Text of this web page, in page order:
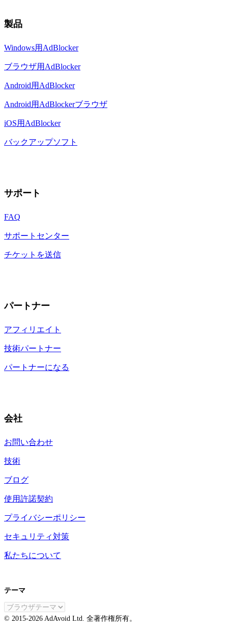
製品
Windows用AdBlocker
ブラウザ用AdBlocker
Android用AdBlocker
Android用AdBlockerブラウザ
iOS用AdBlocker
バックアップソフト
サポート
FAQ
サポートセンター
チケットを送信
パートナー
アフィリエイト
技術パートナー
パートナーになる
会社
お問い合わせ
技術
ブログ
使用許諾契約
プライバシーポリシー
セキュリティ対策
私たちについて
テーマ
© 2015-2026 AdAvoid Ltd. 全著作権所有。